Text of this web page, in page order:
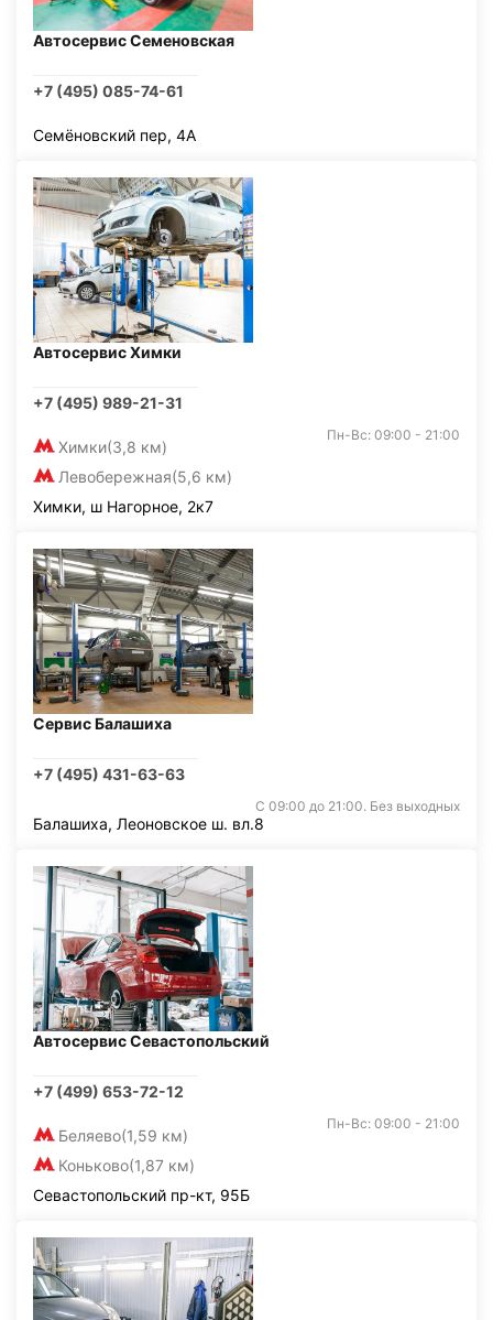
Автосервис Семеновская
+7 (495) 085-74-61
Семёновский пер, 4А
Автосервис Химки
+7 (495) 989-21-31
Химки(3,8 км)
Левобережная(5,6 км)
Пн-Вс: 09:00 - 21:00
Химки, ш Нагорное, 2к7
Сервис Балашиха
+7 (495) 431-63-63
С 09:00 до 21:00. Без выходных
Балашиха, Леоновское ш. вл.8
Автосервис Севастопольский
+7 (499) 653-72-12
Беляево(1,59 км)
Коньково(1,87 км)
Пн-Вс: 09:00 - 21:00
Севастопольский пр-кт, 95Б